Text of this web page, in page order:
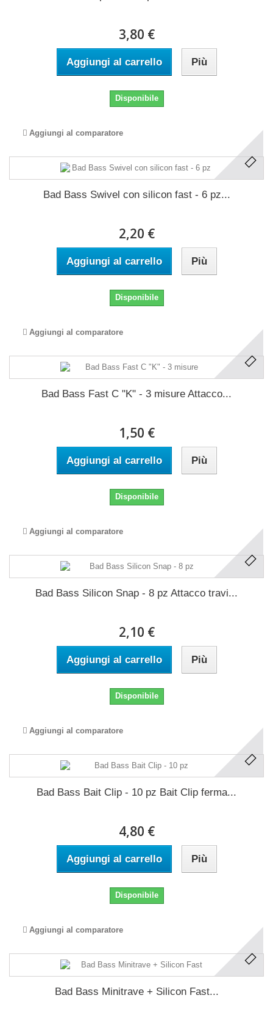
3,80 €
Aggiungi al carrello Più
Disponibile
Aggiungi al comparatore
Bad Bass Swivel con silicon fast - 6 pz...
2,20 €
Aggiungi al carrello Più
Disponibile
Aggiungi al comparatore
Bad Bass Fast C "K" - 3 misure Attacco...
1,50 €
Aggiungi al carrello Più
Disponibile
Aggiungi al comparatore
Bad Bass Silicon Snap - 8 pz Attacco travi...
2,10 €
Aggiungi al carrello Più
Disponibile
Aggiungi al comparatore
Bad Bass Bait Clip - 10 pz Bait Clip ferma...
4,80 €
Aggiungi al carrello Più
Disponibile
Aggiungi al comparatore
Bad Bass Minitrave + Silicon Fast...